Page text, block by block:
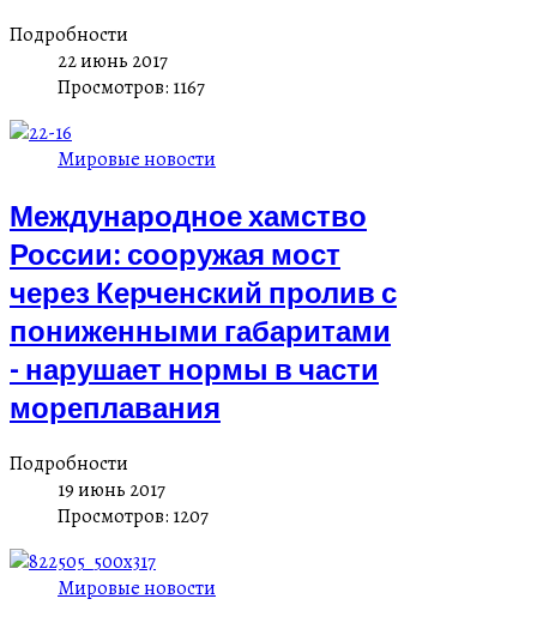
Подробности
22 июнь 2017
Просмотров: 1167
Мировые новости
Международное хамство
России: сооружая мост
через Керченский пролив с
пониженными габаритами
- нарушает нормы в части
мореплавания
Подробности
19 июнь 2017
Просмотров: 1207
Мировые новости